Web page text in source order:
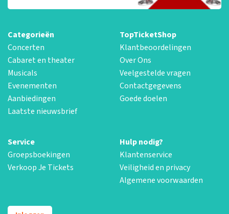
Categorieën
Concerten
Cabaret en theater
Musicals
Evenementen
Aanbiedingen
Laatste nieuwsbrief
TopTicketShop
Klantbeoordelingen
Over Ons
Veelgestelde vragen
Contactgegevens
Goede doelen
Service
Groepsboekingen
Verkoop Je Tickets
Hulp nodig?
Klantenservice
Veiligheid en privacy
Algemene voorwaarden